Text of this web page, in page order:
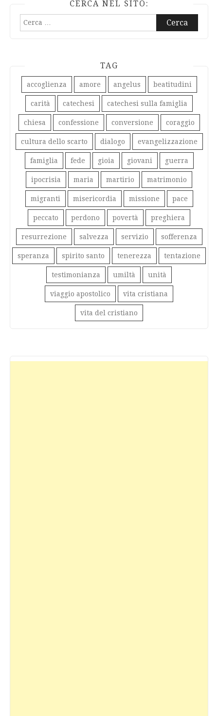
CERCA NEL SITO:
Ricerca
TAG
accoglienza amore angelus beatitudini
carità catechesi catechesi sulla famiglia
chiesa confessione conversione coraggio
cultura dello scarto dialogo evangelizzazione
famiglia fede gioia giovani guerra
ipocrisia maria martirio matrimonio
migranti misericordia missione pace
peccato perdono povertà preghiera
resurrezione salvezza servizio sofferenza
speranza spirito santo tenerezza tentazione
testimonianza umiltà unità
viaggio apostolico vita cristiana
vita del cristiano